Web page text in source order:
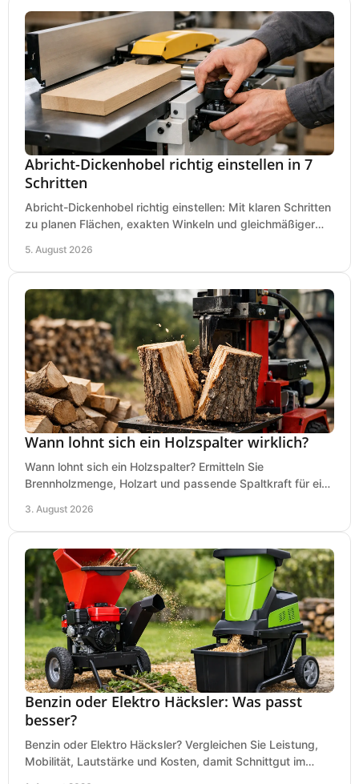
Abricht-Dickenhobel richtig einstellen in 7
Schritten
Abricht-Dickenhobel richtig einstellen: Mit klaren Schritten
zu planen Flächen, exakten Winkeln und gleichmäßiger
5. August 2026
Wann lohnt sich ein Holzspalter wirklich?
Wann lohnt sich ein Holzspalter? Ermitteln Sie
Brennholzmenge, Holzart und passende Spaltkraft für eine
3. August 2026
Benzin oder Elektro Häcksler: Was passt
besser?
Benzin oder Elektro Häcksler? Vergleichen Sie Leistung,
Mobilität, Lautstärke und Kosten, damit Schnittgut im